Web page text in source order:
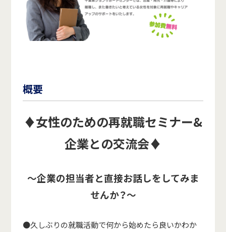
概要
♦女性のための再就職セミナー&
企業との交流会♦
～企業の担当者と直接お話しをしてみま
せんか？～
●久しぶりの就職活動で何から始めたら良いかわか